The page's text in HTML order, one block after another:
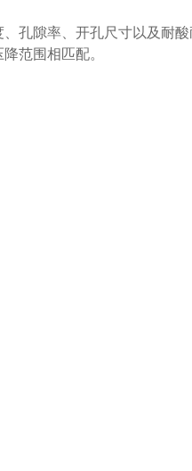
孔隙率、开孔尺寸以及耐
范围相匹配。